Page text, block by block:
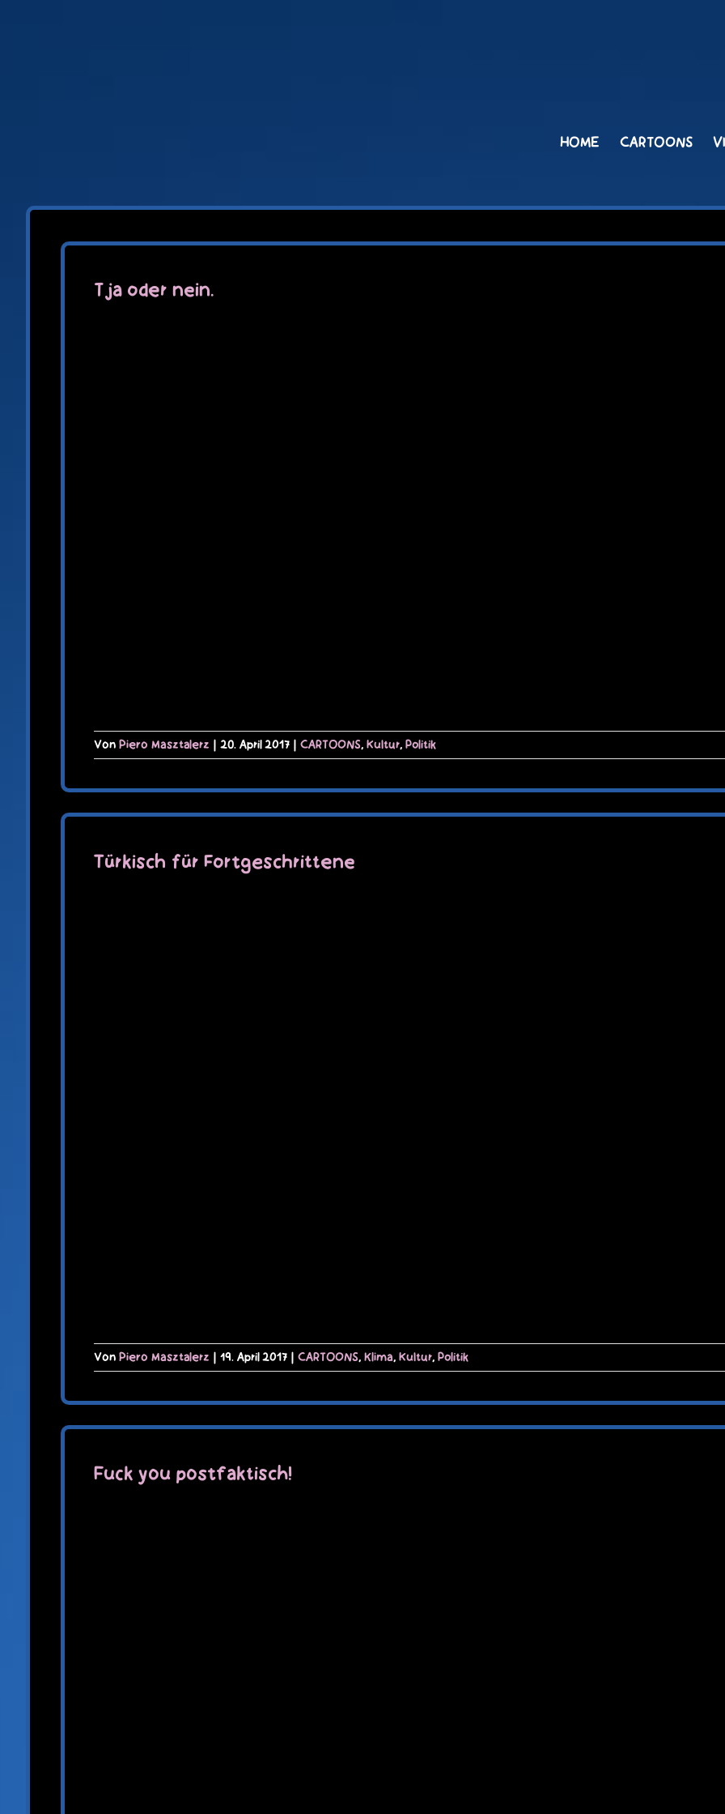
HOME CARTOONS
Tja oder nein.
VonPiero Masztalerz | 20. April 2017 | CARTOONS,Kultur,Politik
Türkisch für Fortgeschrittene
VonPiero Masztalerz | 19. April 2017 | CARTOONS,Klima,Kultur,Politik
Fuck you postfaktisch!